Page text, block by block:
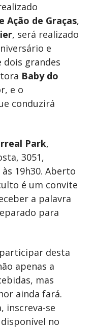
Ação de Graças,
, será realizado
e
dois grandes
Baby do
e o
conduzirá
Park,
3051,
19h30. Aberto
é um convite
a palavra
para
desta
apenas a
mas
ainda fará.
inscreva-se
no